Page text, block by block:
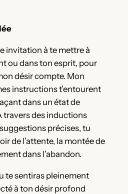
invitation à te mettre à
ou dans ton esprit, pour
désir compte. Mon
instructions t’entourent
dans un état de
travers des inductions
précises, tu
de l’attente, la montée de
dans l’abandon.
te sentiras pleinement
à ton désir profond